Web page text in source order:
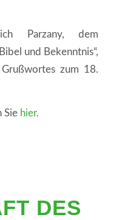
Parzany, dem
und Bekenntnis“,
zum 18.
Sie hier.
DES